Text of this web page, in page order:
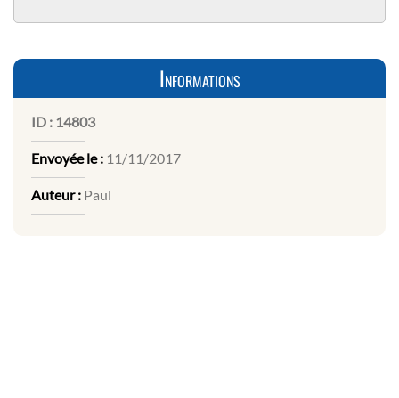
Informations
ID : 14803
Envoyée le : 11/11/2017
Auteur : Paul